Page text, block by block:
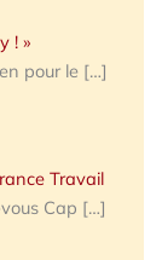
! »
pour le […]
Travail
Cap […]